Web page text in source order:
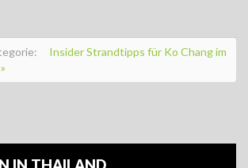
Insider Strandtipps für Ko Chang im
IN THAILAND